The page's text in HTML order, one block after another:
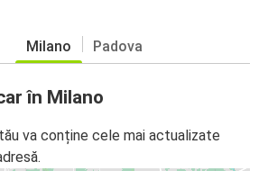
Milano Padova
în Milano
va conține cele mai actualizate